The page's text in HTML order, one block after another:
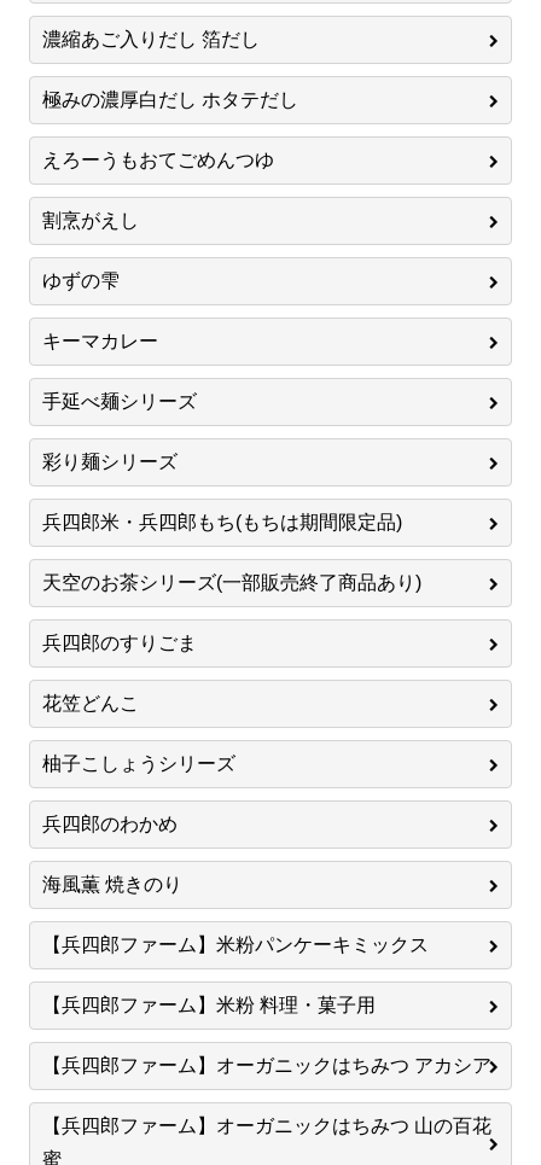
濃縮あご入りだし 箔だし
極みの濃厚白だし ホタテだし
えろーうもおてごめんつゆ
割烹がえし
ゆずの雫
キーマカレー
手延べ麺シリーズ
彩り麺シリーズ
兵四郎米・兵四郎もち(もちは期間限定品)
天空のお茶シリーズ(一部販売終了商品あり)
兵四郎のすりごま
花笠どんこ
柚子こしょうシリーズ
兵四郎のわかめ
海風薫 焼きのり
【兵四郎ファーム】米粉パンケーキミックス
【兵四郎ファーム】米粉 料理・菓子用
【兵四郎ファーム】オーガニックはちみつ アカシア
【兵四郎ファーム】オーガニックはちみつ 山の百花
蜜